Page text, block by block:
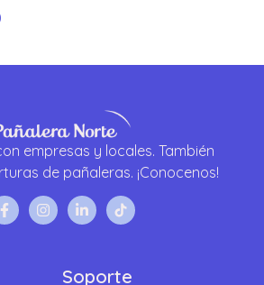
empresas y locales. También
de pañaleras. ¡Conocenos!
Soporte